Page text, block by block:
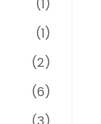
(1)
(1)
(2)
(6)